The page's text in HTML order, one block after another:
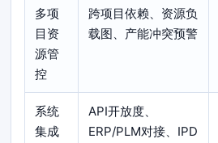
多项
目资
源管
控
跨项目依赖、资源负
载图、产能冲突预警
系统
集成
API开放度、
ERP/PLM对接、IPD